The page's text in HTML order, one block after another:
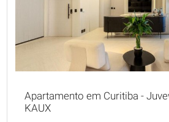
Apartamento em Curitiba -
KAUX